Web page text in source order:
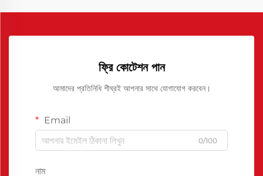
ফ্রি কোটেশন পান
আমাদের প্রতিনিধি শীঘ্রই আপনার সাথে যোগাযোগ করবেন।
Email
0/100
নাম